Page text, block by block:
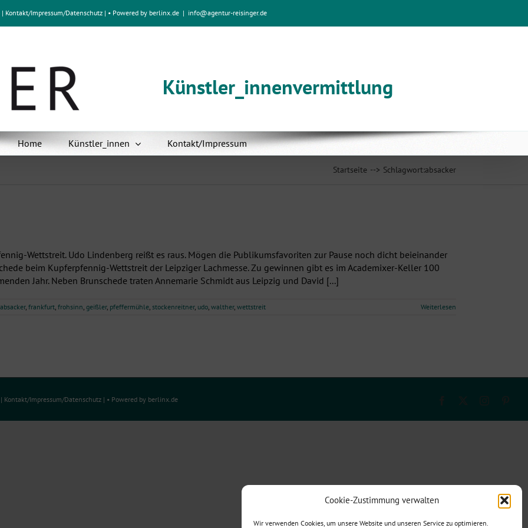
Cookie-Zustimmung verwalten
Wir verwenden Cookies, um unsere Website und unseren Service zu optimieren.
| Kontakt/Impressum/Datenschutz | • Powered by berlinx.de | info@agentur-reisinger.de
Künstler_innenvermittlung
Home Künstler_innen Kontakt/Impressum
Startseite Schlagwort:absacker
Wettstreit. Udo Lindenberg reißt es raus. Mögen die Publikumsfavoriten zur Pause noch dicht beieinander
beim Kupferpfennig-Wettstreit der Leipziger Lachmesse. Zu gewinnen gibt es im Academixer-Keller 100
Jahr. Neben Brunschede traten Annemarie Schmidt aus Leipzig und David [...]
absacker, frankfurt frohsinn geißler, pfeffermühle stockenreitner, udo walther, wettstreit Weiterlesen
| Kontakt/Impressum/Datenschutz | • Powered by berlinx.de